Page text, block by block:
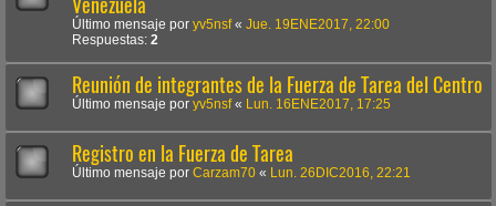
Último mensaje por yv5nsf« Jue. 19ENE2017, 22:00
Respuestas: 2
Reunión de integrantes de la Fuerza de Tarea del Centro
Último mensaje por yv5nsf« Lun. 16ENE2017, 17:25
Registro en la Fuerza de Tarea
Último mensaje por Carzam70 « Lun. 26DIC2016, 22:21